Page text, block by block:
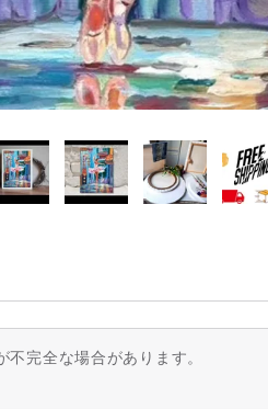
完全な場合があります。